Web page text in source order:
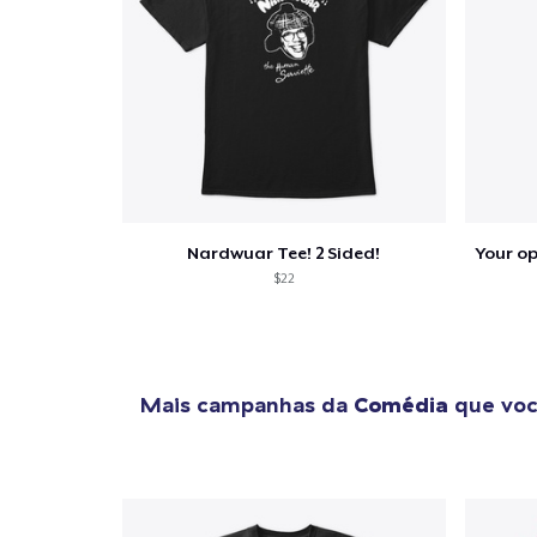
Nardwuar Tee! 2 Sided!
$22
Mais campanhas da Comédia que